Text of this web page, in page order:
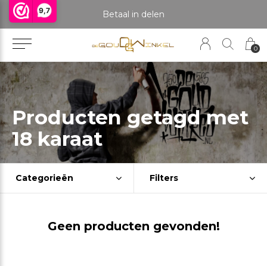
9,7
0
Betaal in delen
Producten getagd met
18 karaat
Categorieën Filters
Geen producten gevonden!